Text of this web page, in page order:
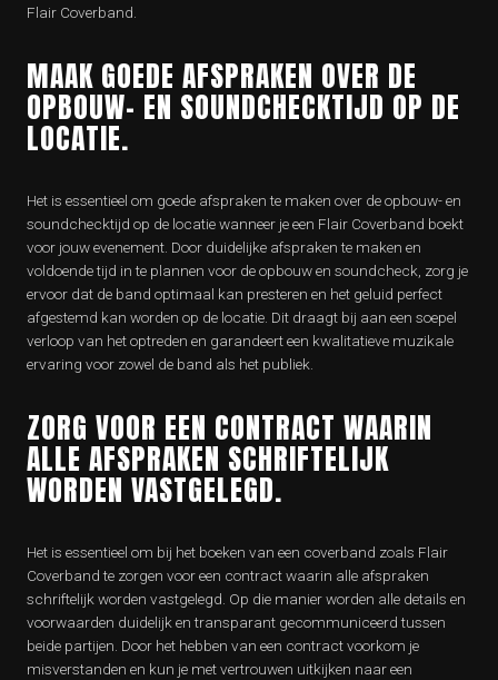
Flair Coverband.
MAAK GOEDE AFSPRAKEN OVER DE
OPBOUW- EN SOUNDCHECKTIJD OP DE
LOCATIE.
Het is essentieel om goede afspraken te maken over de opbouw- en
soundchecktijd op de locatie wanneer je een Flair Coverband boekt
voor jouw evenement. Door duidelijke afspraken te maken en
voldoende tijd in te plannen voor de opbouw en soundcheck, zorg je
ervoor dat de band optimaal kan presteren en het geluid perfect
afgestemd kan worden op de locatie. Dit draagt bij aan een soepel
verloop van het optreden en garandeert een kwalitatieve muzikale
ervaring voor zowel de band als het publiek.
ZORG VOOR EEN CONTRACT WAARIN
ALLE AFSPRAKEN SCHRIFTELIJK
WORDEN VASTGELEGD.
Het is essentieel om bij het boeken van een coverband zoals Flair
Coverband te zorgen voor een contract waarin alle afspraken
schriftelijk worden vastgelegd. Op die manier worden alle details en
voorwaarden duidelijk en transparant gecommuniceerd tussen
beide partijen. Door het hebben van een contract voorkom je
misverstanden en kun je met vertrouwen uitkijken naar een